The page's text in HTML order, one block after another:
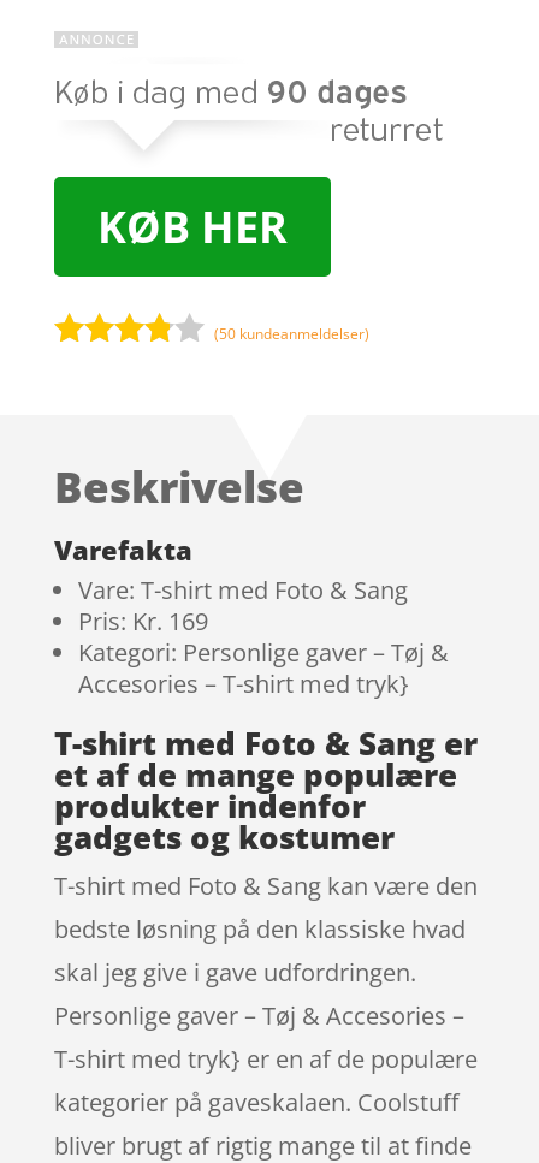
KØB HER
baseret
kundebed
er
(50 kundeanmeldelser)
Beskrivelse
Varefakta
Vare: T-shirt med Foto & Sang
Pris: Kr. 169
Kategori: Personlige gaver – Tøj &
Accesories – T-shirt med tryk}
T-shirt med Foto & Sang er
et af de mange populære
produkter indenfor
gadgets og kostumer
T-shirt med Foto & Sang kan være den
bedste løsning på den klassiske hvad
skal jeg give i gave udfordringen.
Personlige gaver – Tøj & Accesories –
T-shirt med tryk} er en af de populære
kategorier på gaveskalaen. Coolstuff
bliver brugt af rigtig mange til at finde